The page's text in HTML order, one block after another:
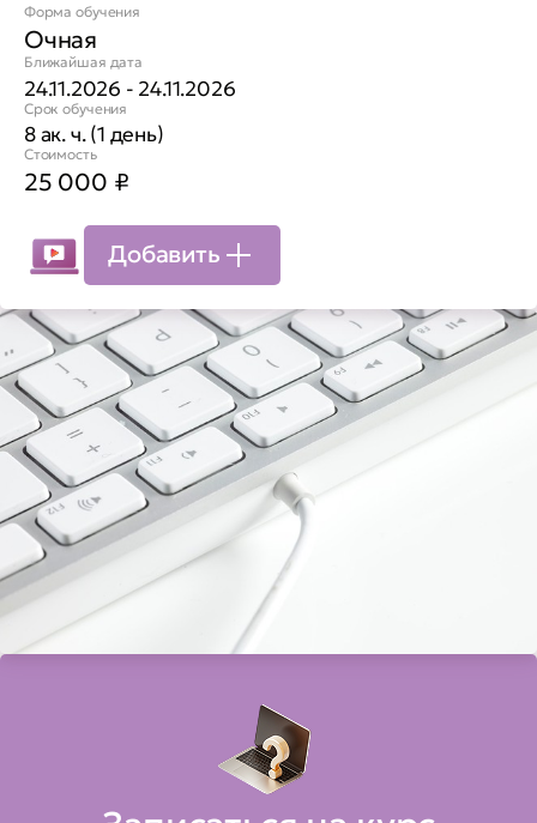
Форма обучения
Очная
Ближайшая дата
24.11.2026 - 24.11.2026
Срок обучения
8 ак. ч. (1 день)
Стоимость
25 000 ₽
Добавить